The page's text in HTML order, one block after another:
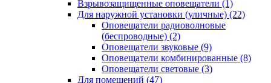
Взрывозащищенные оповещатели (1)
Для наружной установки (уличные) (22)
Оповещатели радиоволновые
(беспроводные) (2)
Оповещатели звуковые (9)
Оповещатели комбинированные (8)
Оповещатели световые (3)
Для помещений (47)